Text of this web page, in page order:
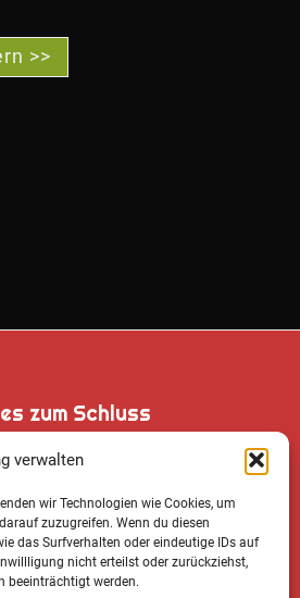
verwalten
wir Technologien wie Cookies, um
zuzugreifen. Wenn du diesen
das Surfverhalten oder eindeutige IDs auf
nicht erteilst oder zurückziehst,
beeinträchtigt werden.
>>
zum Schluss